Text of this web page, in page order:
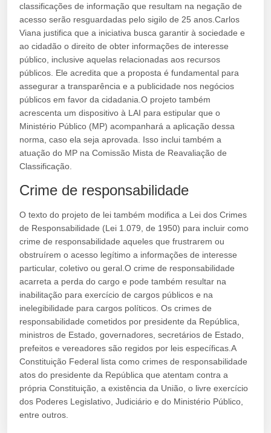
classificações de informação que resultam na negação de
acesso serão resguardadas pelo sigilo de 25 anos.Carlos
Viana justifica que a iniciativa busca garantir à sociedade e
ao cidadão o direito de obter informações de interesse
público, inclusive aquelas relacionadas aos recursos
públicos. Ele acredita que a proposta é fundamental para
assegurar a transparência e a publicidade nos negócios
públicos em favor da cidadania.O projeto também
acrescenta um dispositivo à LAI para estipular que o
Ministério Público (MP) acompanhará a aplicação dessa
norma, caso ela seja aprovada. Isso inclui também a
atuação do MP na Comissão Mista de Reavaliação de
Classificação.
Crime de responsabilidade
O texto do projeto de lei também modifica a Lei dos Crimes
de Responsabilidade (Lei 1.079, de 1950) para incluir como
crime de responsabilidade aqueles que frustrarem ou
obstruírem o acesso legítimo a informações de interesse
particular, coletivo ou geral.O crime de responsabilidade
acarreta a perda do cargo e pode também resultar na
inabilitação para exercício de cargos públicos e na
inelegibilidade para cargos políticos. Os crimes de
responsabilidade cometidos por presidente da República,
ministros de Estado, governadores, secretários de Estado,
prefeitos e vereadores são regidos por leis específicas.A
Constituição Federal lista como crimes de responsabilidade
atos do presidente da República que atentam contra a
própria Constituição, a existência da União, o livre exercício
dos Poderes Legislativo, Judiciário e do Ministério Público,
entre outros.